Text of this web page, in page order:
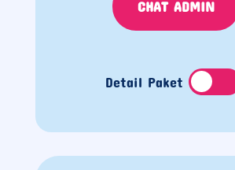
CHAT ADMIN
Detail Paket